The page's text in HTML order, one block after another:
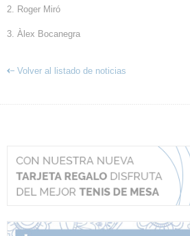
2. Roger Miró
3. Àlex Bocanegra
Volver al listado de noticias